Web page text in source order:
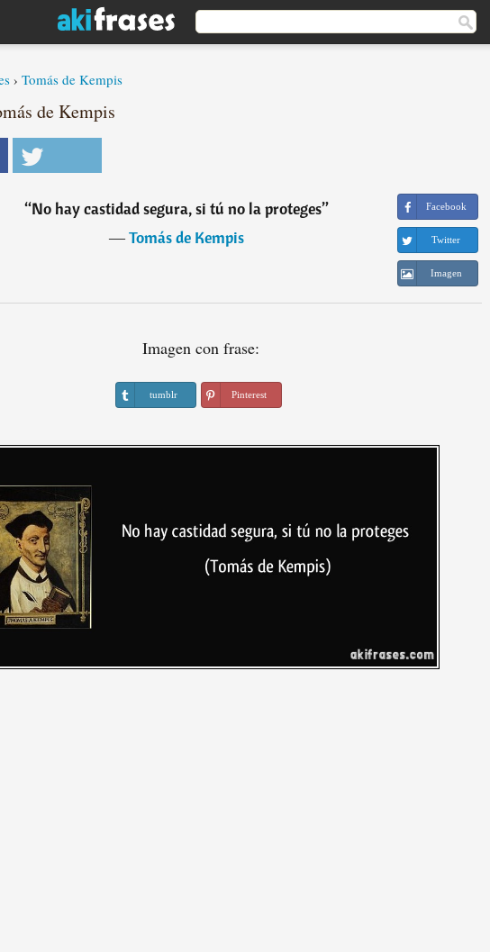
› Tomás de Kempis
de Kempis
“No hay castidad segura, si tú no la proteges”
―Tomás de Kempis
Facebook
Twitter
Imagen
Imagen con frase:
tumblr Pinterest